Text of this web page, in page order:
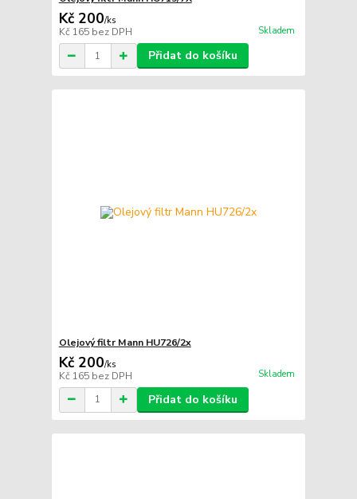
Kč 200/ks
Kč 165 bez DPH Skladem
Přidat do košíku
Olejový filtr Mann HU726/2x
Kč 200/ks
Kč 165 bez DPH Skladem
Přidat do košíku